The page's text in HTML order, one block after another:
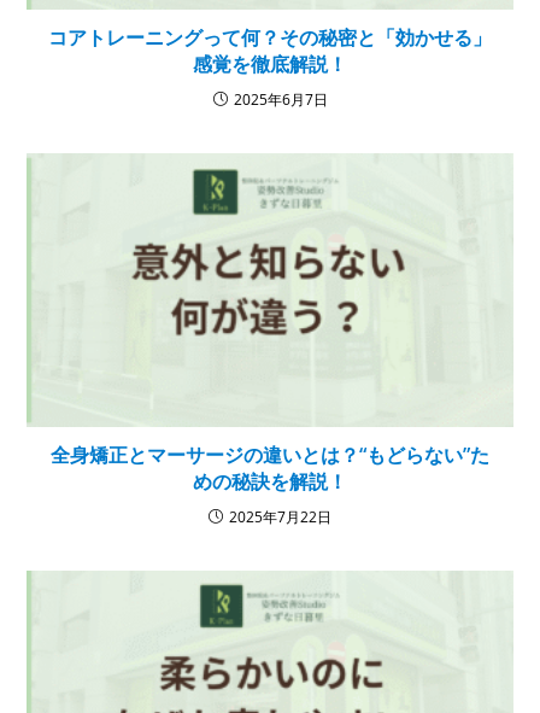
コアトレーニングって何？その秘密と「効かせる」
感覚を徹底解説！
2025年6月7日
全身矯正とマーサージの違いとは？“もどらない”た
めの秘訣を解説！
2025年7月22日